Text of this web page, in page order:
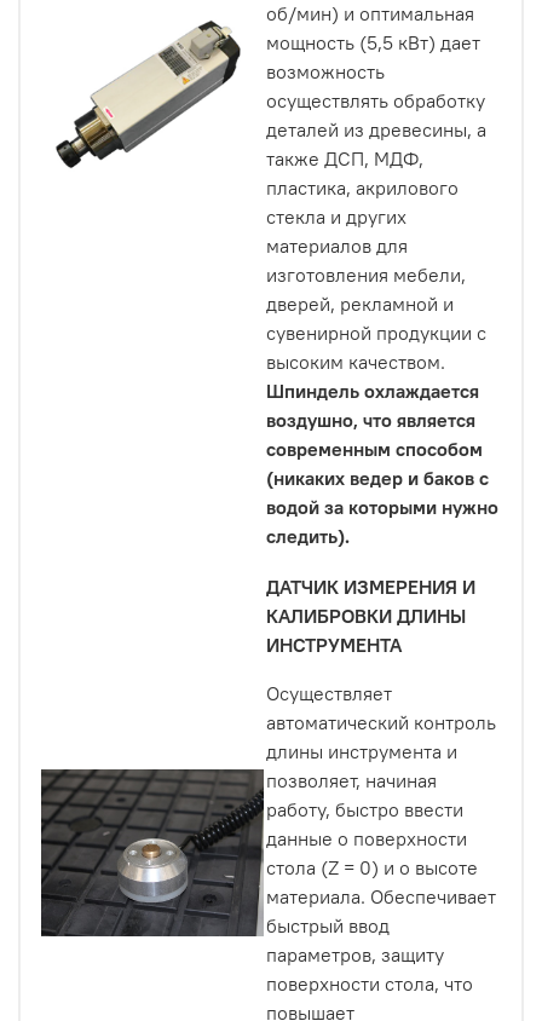
об/мин) и оптимальная
мощность (5,5 кВт) дает
возможность
осуществлять обработку
деталей из древесины, а
также ДСП, МДФ,
пластика, акрилового
стекла и других
материалов для
изготовления мебели,
дверей, рекламной и
сувенирной продукции с
высоким качеством.
Шпиндель охлаждается
воздушно, что является
современным способом
(никаких ведер и баков с
водой за которыми нужно
следить).
ДАТЧИК ИЗМЕРЕНИЯ И
КАЛИБРОВКИ ДЛИНЫ
ИНСТРУМЕНТА
Осуществляет
автоматический контроль
длины инструмента и
позволяет, начиная
работу, быстро ввести
данные о поверхности
стола (Z = 0) и о высоте
материала. Обеспечивает
быстрый ввод
параметров, защиту
поверхности стола, что
повышает